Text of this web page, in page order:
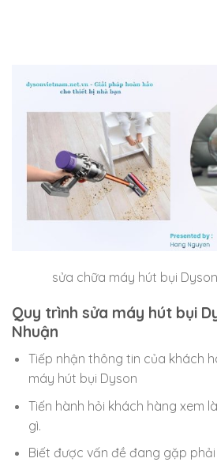
sửa chữa máy hút bụi
Quy trình sửa máy hút bụi
Nhuận
Tiếp nhận thông tin của khách
máy hút bụi Dyson
Tiến hành hỏi khách hàng xem
gì.
Biết được vấn đề đang gặp